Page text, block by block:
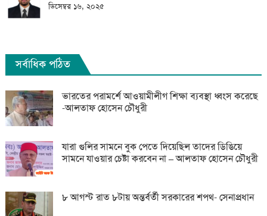
ডিসেম্বর ১৬, ২০২৫
সর্বাধিক পঠিত
ভারতের পরামর্শে আওয়ামীলীগ শিক্ষা ব্যবস্থা ধ্বংস করেছে
-আলতাফ হোসেন চৌধুরী
যারা গুলির সামনে বুক পেতে দিয়েছিল তাদের ডিঙিয়ে
সামনে যাওয়ার চেষ্টা করবেন না – আলতাফ হোসেন চৌধুরী
৮ আগস্ট রাত ৮টায় অন্তর্বর্তী সরকারের শপথ- সেনাপ্রধান